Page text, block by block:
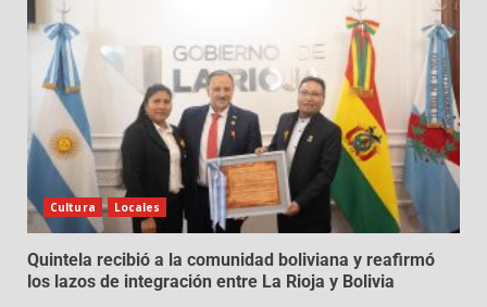
Cultura Locales
Quintela recibió a la comunidad boliviana y reafirmó
los lazos de integración entre La Rioja y Bolivia